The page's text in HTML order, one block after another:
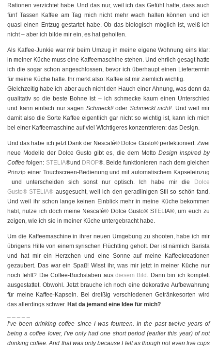
Rationen verzichtet habe. Und das nur, weil ich das Gefühl hatte, dass auch
fünf Tassen Kaffee am Tag mich nicht mehr wach halten können und ich
quasi einen Entzug gestartet habe. Ob das biologisch möglich ist, weiß ich
nicht – aber ich bilde mir ein, es hat geholfen.
Als Kaffee-Junkie war mir beim Umzug in meine eigene Wohnung eins klar:
in meiner Küche muss eine Kaffeemaschine stehen. Und ehrlich gesagt hatte
ich die sogar schon angeschlossen, bevor ich überhaupt einen Liefertermin
für meine Küche hatte. Ihr merkt also: Kaffee ist mir ziemlich wichtig.
Gleichzeitig habe ich aber auch nicht den Hauch einer Ahnung, was denn da
qualitativ so die beste Bohne ist – ich schmecke kaum einen Unterschied
und kann einfach nur sagen Schmeckt!oder Schmeckt nicht!. Und weil mir
damit also die Sorte Kaffee eigentlich gar nicht so wichtig ist, kann ich mich
bei einer Kaffeemaschine auf viel Wichtigeres konzentrieren: das Design.
Und das habe ich jetzt Dank der Nescafé® Dolce Gusto® perfektioniert. Zwei
neue Modelle der Dolce Gusto gibt es, die dem Motto Design inspired by
Coffee folgen: STELIA®und DROP®. Beide funktionieren nach dem gleichen
Prinzip einer Touchscreen-Bedienung und mit automatischem Kapseleinzug
und unterscheiden sich sonst nur optisch. Ich habe mir die
Dolce
Gusto® STELIA® ausgesucht, weil ich den geradlinigen Stil so schön fand.
Und weil ihr schon lange keinen Einblick mehr in meine Küche bekommen
habt, nutze ich doch meine Nescafé® Dolce Gusto® STELIA®, um euch zu
zeigen, wie ich sie in meiner Küche untergebracht habe.
Um die Kaffeemaschine in ihrer neuen Umgebung zu shooten, habe ich mir
übrigens Hilfe von einem syrischen Flüchtling geholt. Der ist nämlich Barista
und hat mir ein Herzchen und eine Sonne auf meine Kaffeekreationen
gezaubert. Das war ein Spaß! Wisst ihr, was mir jetzt in meiner Küche nur
noch fehlt? Die Coffee-Buchstaben aus diesem Bild . Dann bin ich komplett
ausgestattet. Obwohl. Jetzt brauche ich noch eine dekorative Aufbewahrung
für meine Kaffee-Kapseln. Bei dreißig verschiedenen Getränkesorten wird
das allerdings schwer. Hat da jemand eine Idee für mich?
I’ve been drinking coffee since I was fourteen. In the past twelve years of
being a coffee lover, I’ve only had one short period (earlier this year) of not
drinking coffee. And that was only because I felt as though not even five cups